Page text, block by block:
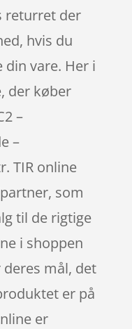
returret der
hvis du
din vare. Her i
der køber
–
–
TIR online
som
til de rigtige
i shoppen
mål, det
er på
er